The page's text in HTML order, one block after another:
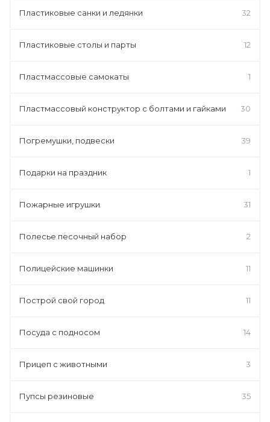
Пластиковые санки и ледянки 32
Пластиковые столы и парты 12
Пластмассовые самокаты 1
Пластмассовый конструктор с болтами и гайками 30
Погремушки, подвески 39
Подарки на праздник 1
Пожарные игрушки 31
Полесье песочный набор 2
Полицейские машинки 11
Построй свой город 11
Посуда с подносом 14
Прицеп с животными 3
Пупсы резиновые 35